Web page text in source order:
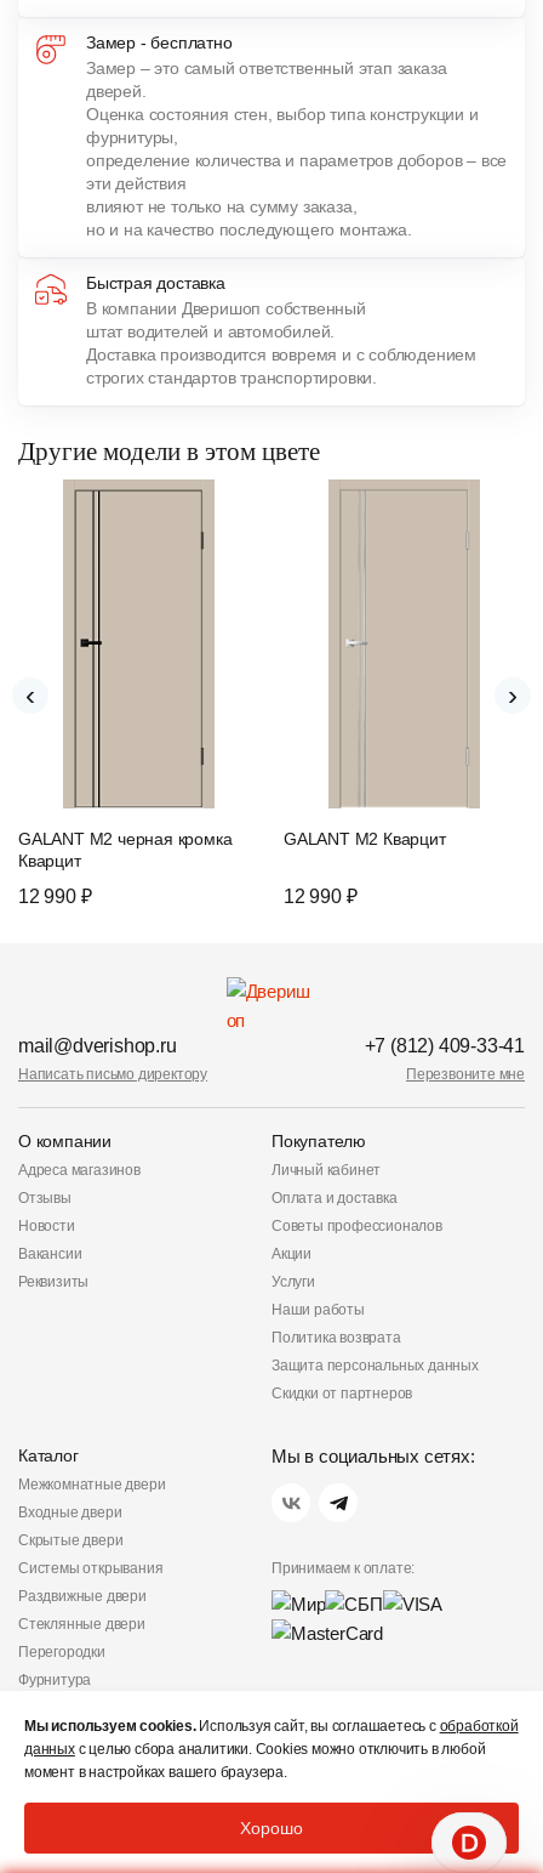
Замер - бесплатно
Замер – это самый ответственный этап заказа
дверей.
Оценка состояния стен, выбор типа конструкции и
фурнитуры,
определение количества и параметров доборов – все
эти действия
влияют не только на сумму заказа,
но и на качество последующего монтажа.
Быстрая доставка
В компании Дверишоп собственный
штат водителей и автомобилей.
Доставка производится вовремя и с соблюдением
строгих стандартов транспортировки.
Другие модели в этом цвете
GALANT M2 черная кромка
Кварцит
12 990 ₽
GALANT M2 Кварцит
12 990 ₽
‹ ›
mail@dverishop.ru
Написать письмо директору
+7 (812) 409-33-41
Перезвоните мне
О компании
Адреса магазинов
Отзывы
Новости
Вакансии
Реквизиты
Покупателю
Личный кабинет
Оплата и доставка
Советы профессионалов
Акции
Услуги
Наши работы
Политика возврата
Защита персональных данных
Скидки от партнеров
Каталог
Межкомнатные двери
Входные двери
Скрытые двери
Системы открывания
Раздвижные двери
Стеклянные двери
Перегородки
Фурнитура
Мы в социальных сетях:
Принимаем к оплате:
конфиденциальности
Не является публичной
© «Дверишоп» 2012 - 2026
Мы используем cookies.Используя сайт, вы соглашаетесь с обработкой
данныхс целью сбора аналитики. Cookies можно отключить в любой
момент в настройках вашего браузера.
Хорошо